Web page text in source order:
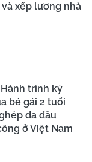
xếp lương nhà
Hành trình kỳ
bé gái 2 tuổi
da đầu
ở Việt Nam